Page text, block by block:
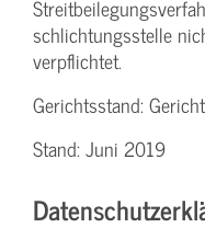
schlichtungs­stelle
verpflichtet.
Gerichtsstand:
Stand: Juni 2019